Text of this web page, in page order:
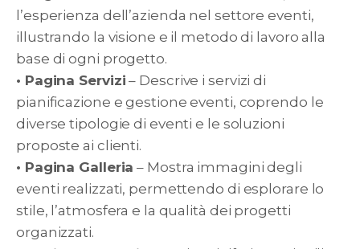
l’esperienza dell’azienda nel settore eventi,
illustrando la visione e il metodo di lavoro alla
base di ogni progetto.
• Pagina Servizi – Descrive i servizi di
pianificazione e gestione eventi, coprendo le
diverse tipologie di eventi e le soluzioni
proposte ai clienti.
• Pagina Galleria – Mostra immagini degli
eventi realizzati, permettendo di esplorare lo
stile, l’atmosfera e la qualità dei progetti
organizzati.